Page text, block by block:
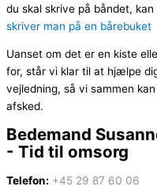
du skal skrive på båndet,
skriver man på en bårebuket
Uanset om det er en kiste
for, står vi klar til at hjælpe
vejledning, så vi sammen
afsked.
Bedemand
- Tid til omsorg
Telefon: +45 29 87 60 06